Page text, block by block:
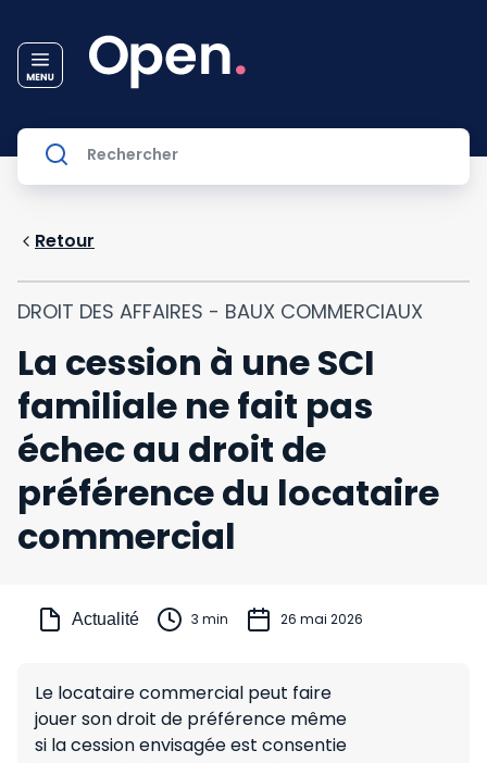
Retour
DROIT DES AFFAIRES - BAUX COMMERCIAUX
La cession à une SCI
familiale ne fait pas
échec au droit de
préférence du locataire
commercial
Actualité 3 min 26 mai 2026
Le locataire commercial peut faire
jouer son droit de préférence même
si la cession envisagée est consentie